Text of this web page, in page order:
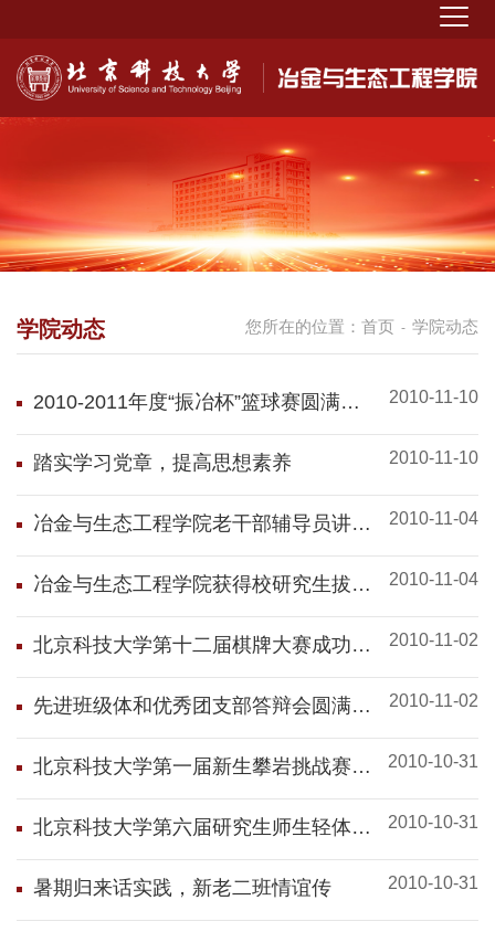
您所在的位置： 首页 - 学院动态
学院动态
2010-2011年度“振冶杯”篮球赛圆满落
幕
2010-11-10
踏实学习党章，提高思想素养 2010-11-10
冶金与生态工程学院老干部辅导员讲座
顺利召开
2010-11-04
冶金与生态工程学院获得校研究生拔河
比赛季军
2010-11-04
北京科技大学第十二届棋牌大赛成功落
下帷幕
2010-11-02
先进班级体和优秀团支部答辩会圆满结
束
2010-11-02
北京科技大学第一届新生攀岩挑战赛圆
满成功
2010-10-31
北京科技大学第六届研究生师生轻体运
动会圆满落幕
2010-10-31
暑期归来话实践，新老二班情谊传 2010-10-31